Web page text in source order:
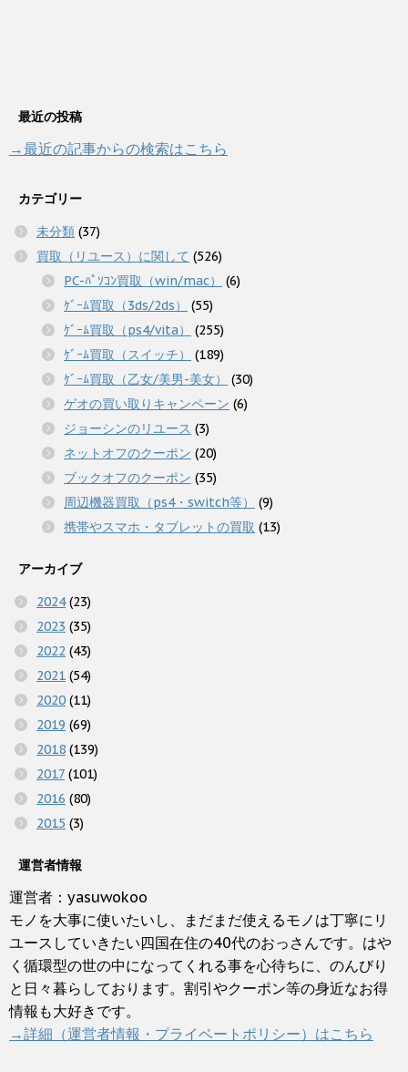
最近の投稿
→最近の記事からの検索はこちら
カテゴリー
未分類 (37)
買取（リユース）に関して (526)
PC-ﾊﾟｿｺﾝ買取（win/mac）
(6)
ｹﾞｰﾑ買取（3ds/2ds）
(55)
ｹﾞｰﾑ買取（ps4/vita）
(255)
ｹﾞｰﾑ買取（スイッチ）
(189)
ｹﾞｰﾑ買取（乙女/美男-美女）
(30)
ゲオの買い取りキャンペーン (6)
ジョーシンのリユース (3)
ネットオフのクーポン (20)
ブックオフのクーポン (35)
周辺機器買取（ps4・switch等）
(9)
携帯やスマホ・タブレットの買取 (13)
アーカイブ
2024(23)
2023 (35)
2022 (43)
2021 (54)
2020 (11)
2019 (69)
2018 (139)
2017 (101)
2016 (80)
2015 (3)
運営者情報
運営者：yasuwokoo
モノを大事に使いたいし、まだまだ使えるモノは丁寧にリ
ユースしていきたい四国在住の40代のおっさんです。はや
く循環型の世の中になってくれる事を心待ちに、のんびり
と日々暮らしております。割引やクーポン等の身近なお得
情報も大好きです。
→詳細（運営者情報・プライベートポリシー）はこちら